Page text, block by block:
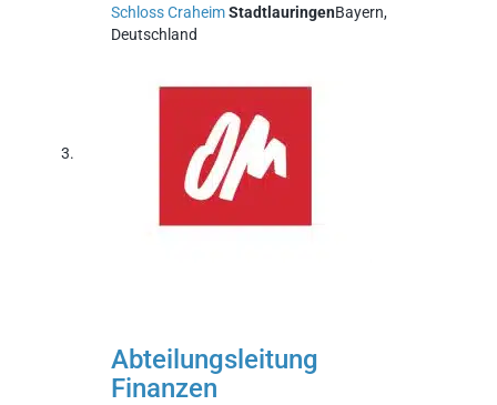
Schloss CraheimStadtlauringenBayern,
Deutschland
Abteilungsleitung
Finanzen